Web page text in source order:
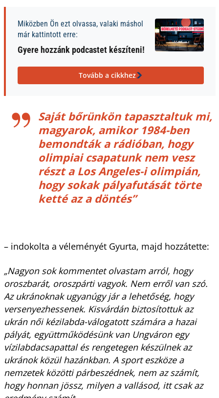
Miközben Ön ezt olvassa, valaki máshol
már kattintott erre:
Gyere hozzánk podcastet készíteni!
Tovább a cikkhez
Saját bőrünkön tapasztaltuk mi,
magyarok, amikor 1984-ben
bemondták a rádióban, hogy
olimpiai csapatunk nem vesz
részt a Los Angeles-i olimpián,
hogy sokak pályafutását törte
ketté az a döntés”
– indokolta a véleményét Gyurta, majd hozzátette:
„Nagyon sok kommentet olvastam arról, hogy
oroszbarát, oroszpárti vagyok. Nem erről van szó.
Az ukránoknak ugyanúgy jár a lehetőség, hogy
versenyezhessenek. Kisvárdán biztosítottuk az
ukrán női kézilabda-válogatott számára a hazai
pályát, együttműködésünk van Ungváron egy
vízilabdacsapattal és rengetegen készülnek az
ukránok közül hazánkban. A sport eszköze a
nemzetek közötti párbeszédnek, nem az számít,
hogy honnan jössz, milyen a vallásod, itt csak az